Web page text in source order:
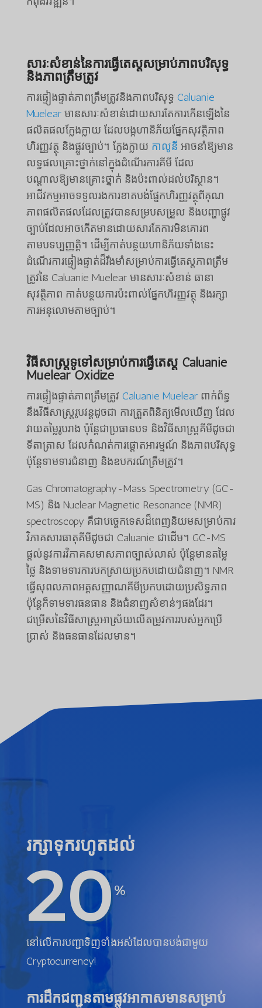
សារៈសំខាន់នៃការធ្វើតេស្តសម្រាប់ភាពបរិសុទ្ធ
និងភាពត្រឹមត្រូវ
ការផ្ទៀងផ្ទាត់ភាពត្រឹមត្រូវនិងភាពបរិសុទ្ធ Caluanie
Muelearមានសារៈសំខាន់ដោយសារតែការកើនឡើងនៃ
ផលិតផលក្លែងក្លាយ ដែលបង្កហានិភ័យផ្នែកសុវត្ថិភាព
ហិរញ្ញវត្ថុ និងផ្លូវច្បាប់។ ក្លែងក្លាយ កាលូនី អាចនាំឱ្យមាន
លទ្ធផលគ្រោះថ្នាក់នៅក្នុងដំណើរការគីមី ដែល
បណ្តាលឱ្យមានគ្រោះថ្នាក់ និងប៉ះពាល់ដល់បរិស្ថាន។
អាជីវកម្មអាចទទួលរងការខាតបង់ផ្នែកហិរញ្ញវត្ថុពីគុណ
ភាពផលិតផលដែលត្រូវបានសម្របសម្រួល និងបញ្ហាផ្លូវ
ច្បាប់ដែលអាចកើតមានដោយសារតែការមិនគោរព
តាមបទប្បញ្ញត្តិ។ ដើម្បីកាត់បន្ថយហានិភ័យទាំងនេះ
ដំណើរការផ្ទៀងផ្ទាត់ដ៏រឹងមាំសម្រាប់ការធ្វើតេស្តភាពត្រឹម
ត្រូវនៃ Caluanie Muelear មានសារៈសំខាន់ ធានា
សុវត្ថិភាព កាត់បន្ថយការប៉ះពាល់ផ្នែកហិរញ្ញវត្ថុ និងរក្សា
ការអនុលោមតាមច្បាប់។
វិធីសាស្រ្តទូទៅសម្រាប់ការធ្វើតេស្ត Caluanie
Muelear Oxidize
ការផ្ទៀងផ្ទាត់ភាពត្រឹមត្រូវ Caluanie Muelearពាក់ព័ន្ធ
នឹងវិធីសាស្ត្ររូបវន្តដូចជា ការត្រួតពិនិត្យមើលឃើញ ដែល
វាយតម្លៃរូបរាង ប៉ុន្តែជាប្រធានបទ និងវិធីសាស្ត្រគីមីដូចជា
ទីតាត្រាស ដែលកំណត់ការផ្តោតអារម្មណ៍ និងភាពបរិសុទ្ធ
ប៉ុន្តែទាមទារជំនាញ និងឧបករណ៍ត្រឹមត្រូវ។
Gas Chromatography-Mass Spectrometry (GC-
MS) និង Nuclear Magnetic Resonance (NMR)
spectroscopy គឺជាបច្ចេកទេសដ៏ពេញនិយមសម្រាប់ការ
វិភាគសារធាតុគីមីដូចជា Caluanie ជាដើម។ GC-MS
ផ្តល់នូវការវិភាគសមាសភាពច្បាស់លាស់ ប៉ុន្តែមានតម្លៃ
ថ្លៃ និងទាមទារការបកស្រាយប្រកបដោយជំនាញ។ NMR
ធ្វើសុពលភាពអត្តសញ្ញាណគីមីប្រកបដោយប្រសិទ្ធភាព
ប៉ុន្តែក៏ទាមទារធនធាន និងជំនាញសំខាន់ៗផងដែរ។
ជម្រើសនៃវិធីសាស្រ្តអាស្រ័យលើតម្រូវការរបស់អ្នកប្រើ
ប្រាស់ និងធនធានដែលមាន។
រក្សាទុករហូតដល់
20%
នៅលើការបញ្ជាទិញទាំងអស់ដែលបានបង់ជាមួយ
Cryptocurrency!
ការដឹកជញ្ជូនតាមផ្លូវអាកាសមានសម្រាប់